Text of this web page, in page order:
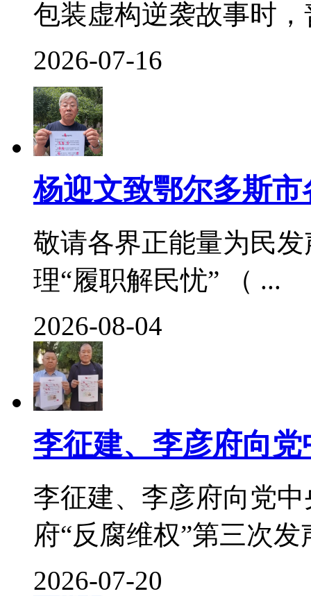
包装虚构逆袭故事时
2026-07-16
杨迎文致鄂尔多斯
敬请各界正能量为民
理“履职解民忧” （ ...
2026-08-04
李征建、李彦府向
李征建、李彦府向党
府“反腐维权”第三次发
2026-07-20